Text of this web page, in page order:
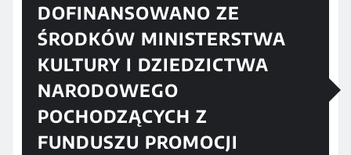
DOFINANSOWANO ZE
ŚRODKÓW MINISTERSTWA
KULTURY I DZIEDZICTWA
NARODOWEGO
POCHODZĄCYCH Z
FUNDUSZU PROMOCJI